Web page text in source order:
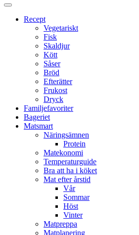
Proppmätt
Recept
Vegetariskt
Fisk
Skaldjur
Kött
Såser
Bröd
Efterätter
Frukost
Dryck
Familjefavoriter
Bageriet
Matsmart
Näringsämnen
Protein
Matekonomi
Temperaturguide
Bra att ha i köket
Mat efter årstid
Vår
Sommar
Höst
Vinter
Matpreppa
Matplanering